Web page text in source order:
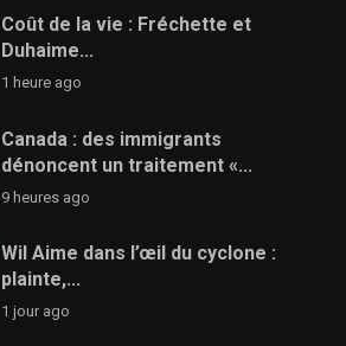
Coût de la vie : Fréchette et
Duhaime...
1 heure ago
Canada : des immigrants
dénoncent un traitement «...
9 heures ago
Wil Aime dans l’œil du cyclone :
plainte,...
1 jour ago